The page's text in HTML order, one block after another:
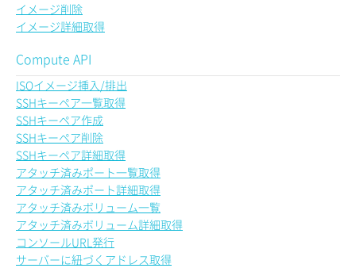
イメージ削除
イメージ詳細取得
Compute API
ISOイメージ挿入/排出
SSHキーペア一覧取得
SSHキーペア作成
SSHキーペア削除
SSHキーペア詳細取得
アタッチ済みポート一覧取得
アタッチ済みポート詳細取得
アタッチ済みボリューム一覧
アタッチ済みボリューム詳細取得
コンソールURL発行
サーバーに紐づくアドレス取得